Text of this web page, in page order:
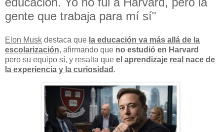
gente que trabaja para mí sí"
Elon Musk destaca que la educación va más allá de la
escolarización, afirmando que no estudió en Harvard
pero su equipo sí, y resalta que el aprendizaje real nace de
la experiencia y la curiosidad .